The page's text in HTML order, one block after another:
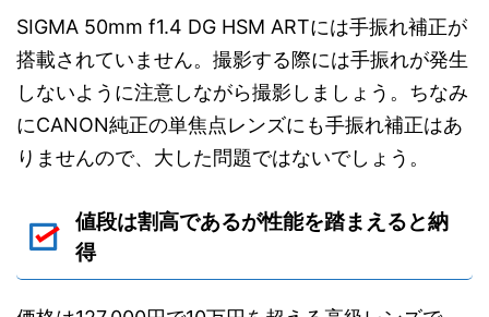
SIGMA 50mm f1.4 DG HSM ARTには手振れ補正が
搭載されていません。撮影する際には手振れが発生
しないように注意しながら撮影しましょう。ちなみ
にCANON純正の単焦点レンズにも手振れ補正はあ
りませんので、大した問題ではないでしょう。
値段は割高であるが性能を踏まえると納
得